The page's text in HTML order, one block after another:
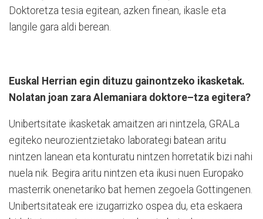
Doktoretza tesia egitean, azken finean, ikasle eta
langile gara aldi berean.
Euskal Herrian egin dituzu gainontzeko ikasketak.
Nolatan joan zara Alemaniara doktore–tza egitera?
Unibertsitate ikasketak amaitzen ari nintzela, GRALa
egiteko neurozientzietako laborategi batean aritu
nintzen lanean eta konturatu nintzen horretatik bizi nahi
nuela nik. Begira aritu nintzen eta ikusi nuen Europako
masterrik onenetariko bat hemen zegoela Gottingenen.
Unibertsitateak ere izugarrizko ospea du, eta eskaera